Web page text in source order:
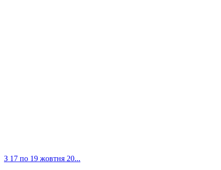
З 17 по 19 жовтня 20...